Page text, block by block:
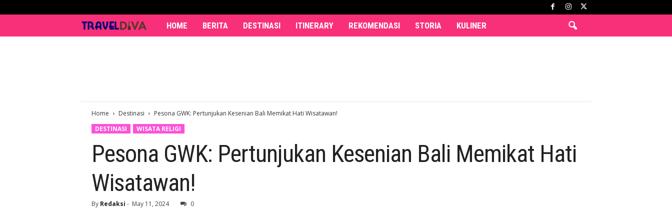
e
l
i
v
HOME BERITA DESTINASI ITINERARY REKOMENDASI STORIA KULINER
Home Destinasi
Pesona GWK: Pertunjukan Kesenian Bali Memikat Hati Wisatawan!
DESTINASI
WISATA RELIGI
Pesona GWK: Pertunjukan Kesenian Bali Memikat Hati
Wisatawan!
By Redaksi - May 11, 2024 0